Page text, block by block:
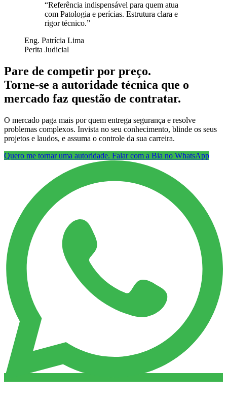
“Referência indispensável para quem atua
com Patologia e perícias. Estrutura clara e
rigor técnico.”
Eng. Patrícia Lima
Perita Judicial
Pare de competir por preço.
Torne-se a autoridade técnica que o
mercado faz questão de contratar.
O mercado paga mais por quem entrega segurança e resolve
problemas complexos. Invista no seu conhecimento, blinde os seus
projetos e laudos, e assuma o controle da sua carreira.
Quero me tornar uma autoridade. Falar com a Bia no WhatsApp